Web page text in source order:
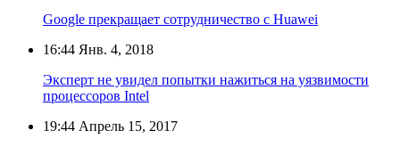
Google прекращает сотрудничество с Huawei
16:44 Янв. 4, 2018
Эксперт не увидел попытки нажиться на уязвимости
процессоров Intel
19:44 Апрель 15, 2017